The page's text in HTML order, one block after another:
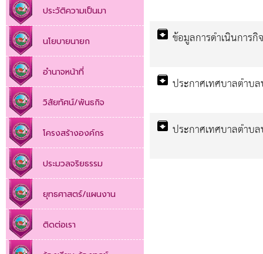
ประวัติความเป็นมา
นโยบายนายก
อำนาจหน้าที่
วิสัยทัศน์/พันธกิจ
โครงสร้างองค์กร
ประมวลจริยธรรม
ยุทธศาสตร์/แผนงาน
ติดต่อเรา
archive ข้อมูลการดำเนินการ
archive ประกาศเทศบาลตำบล
archive ประกาศเทศบาลตำบ